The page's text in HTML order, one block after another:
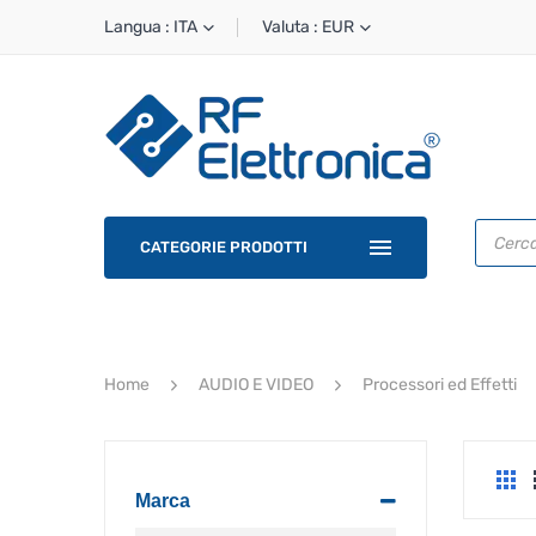
Langua : ITA Valuta : EUR
CATEGORIE PRODOTTI
Ricerca
prodotti
Home AUDIO E VIDEO Processori ed Effetti
Marca